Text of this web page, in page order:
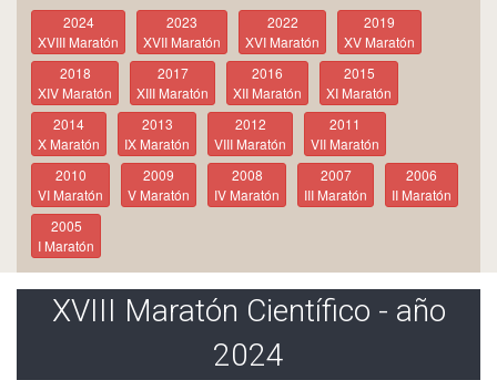
2024
XVIII Maratón
2023
XVII Maratón
2022
XVI Maratón
2019
XV Maratón
2018
XIV Maratón
2017
XIII Maratón
2016
XII Maratón
2015
XI Maratón
2014
X Maratón
2013
IX Maratón
2012
VIII Maratón
2011
VII Maratón
2010
VI Maratón
2009
V Maratón
2008
IV Maratón
2007
III Maratón
2006
II Maratón
2005
I Maratón
XVIII Maratón Científico - año
2024